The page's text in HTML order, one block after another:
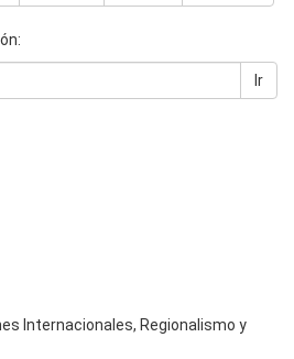
Ir
Internacionales, Regionalismo y